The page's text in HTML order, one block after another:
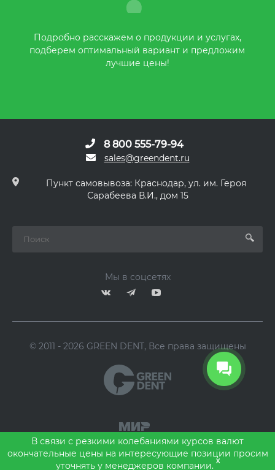
Подробно расскажем о продукции и услугах,
подберем оптимальный вариант и предложим
лучшие цены!
8 800 555-79-94
sales@greendent.ru
Пункт самовывоза: Краснодар, ул. им. Героя
Сарабеева В.И., дом 15
Мы в соцсетях
© 2011 - 2026 GREEN DENT, Все права защищены
В связи с резкими колебаниями курсов валют
окончательные цены на интересующие позиции просим
уточнять у менеджеров компании.
x